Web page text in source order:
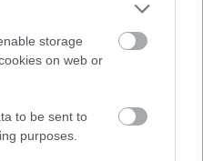
storage
on web or
to be sent to
purposes.